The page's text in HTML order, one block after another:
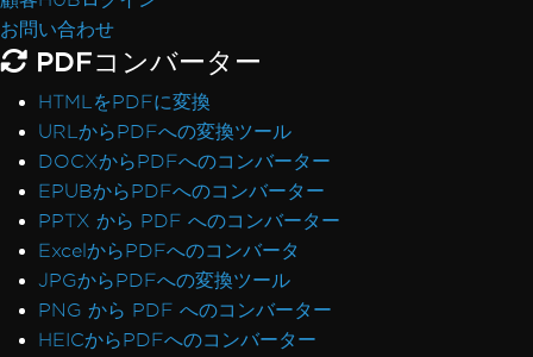
お問い合わせ
PDFコンバーター
HTMLをPDFに変換
URLからPDFへの変換ツール
DOCXからPDFへのコンバーター
EPUBからPDFへのコンバーター
PPTX から PDF へのコンバーター
ExcelからPDFへのコンバータ
JPGからPDFへの変換ツール
PNG から PDF へのコンバーター
HEICからPDFへのコンバーター